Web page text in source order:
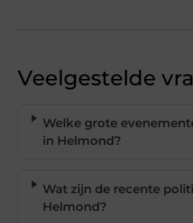
Veelgestelde
Welke grote
in Helmond?
Wat zijn de recente
Helmond?